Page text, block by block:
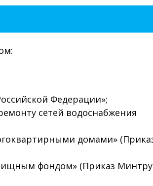
Федерации»;
сетей водоснабжения
домами»
фондом» (Приказ